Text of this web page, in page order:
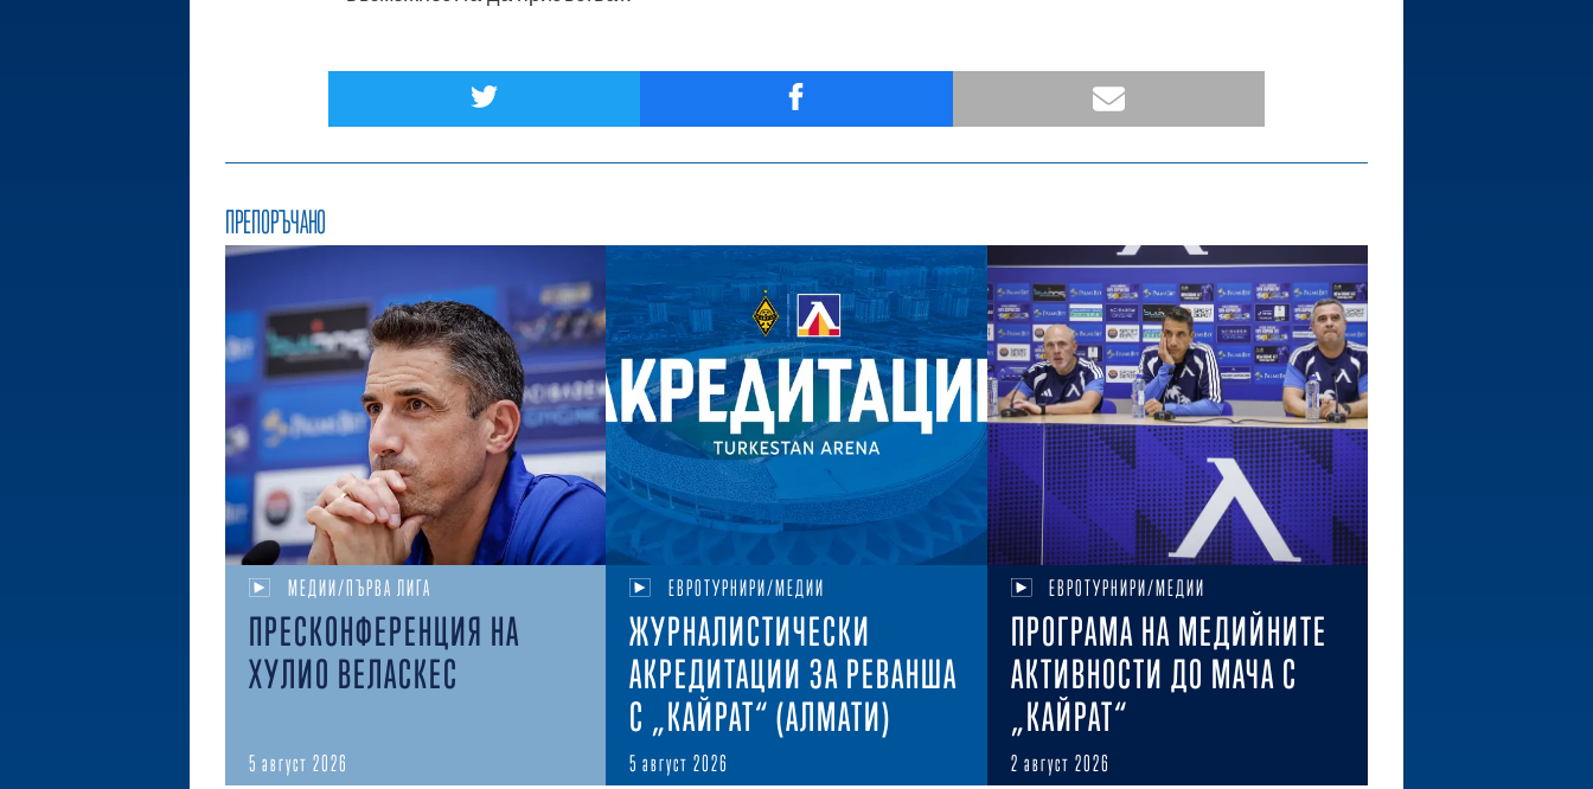
ПРЕПОРЪЧАНО
МЕДИИ/ПЪРВА ЛИГА
ПРЕСКОНФЕРЕНЦИЯ НА
ХУЛИО ВЕЛАСКЕС
5 август 2026
ЕВРОТУРНИРИ/МЕДИИ
ЖУРНАЛИСТИЧЕСКИ
АКРЕДИТАЦИИ ЗА РЕВАНША
С „КАЙРАТ“ (АЛМАТИ)
5 август 2026
ЕВРОТУРНИРИ/МЕДИИ
ПРОГРАМА НА МЕДИЙНИТЕ
АКТИВНОСТИ ДО МАЧА С
„КАЙРАТ“
2 август 2026